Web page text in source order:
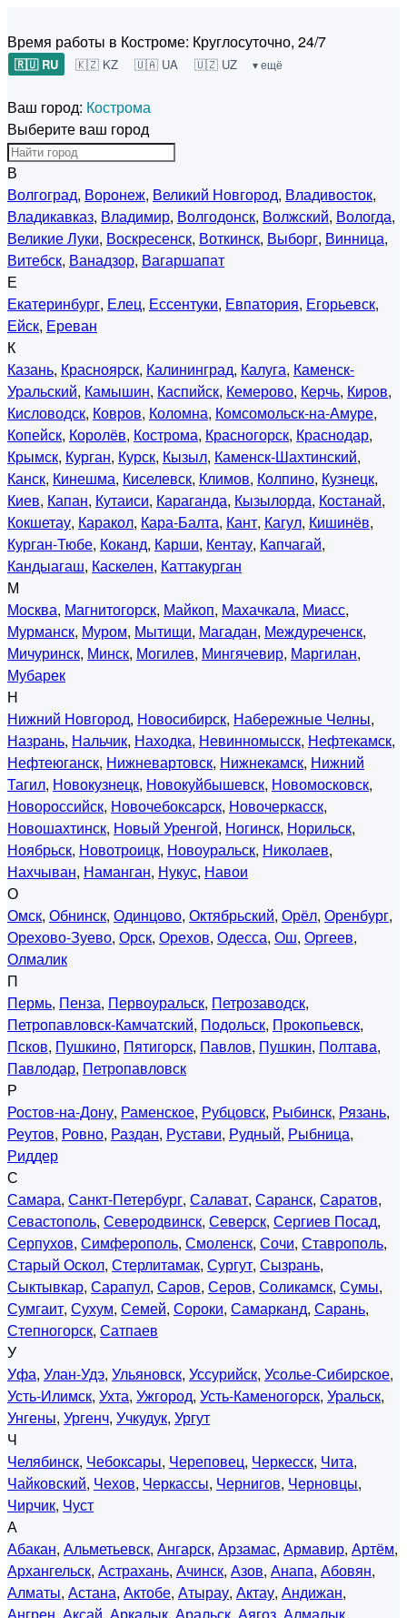
Время работы в Костроме: Круглосуточно, 24/7
🇷🇺 RU 🇰🇿 KZ 🇺🇦 UA 🇺🇿 UZ ▾ ещё
Ваш город: Кострома
Выберите ваш город
В
Волгоград, Воронеж, Великий Новгород, Владивосток,
Владикавказ, Владимир, Волгодонск, Волжский, Вологда,
Великие Луки, Воскресенск, Воткинск, Выборг, Винница,
Витебск, Ванадзор, Вагаршапат
Е
Екатеринбург, Елец, Ессентуки, Евпатория, Егорьевск,
Ейск, Ереван
К
Казань, Красноярск, Калининград, Калуга, Каменск-
Уральский, Камышин, Каспийск, Кемерово, Керчь, Киров,
Кисловодск, Ковров, Коломна, Комсомольск-на-Амуре,
Копейск, Королёв, Кострома, Красногорск, Краснодар,
Крымск, Курган, Курск, Кызыл, Каменск-Шахтинский,
Канск, Кинешма, Киселевск, Климов, Колпино, Кузнецк,
Киев, Капан, Кутаиси, Караганда, Кызылорда, Костанай,
Кокшетау, Каракол, Кара-Балта, Кант, Кагул, Кишинёв,
Курган-Тюбе, Коканд, Карши, Кентау, Капчагай,
Кандыагаш, Каскелен, Каттакурган
М
Москва, Магнитогорск, Майкоп, Махачкала, Миасс,
Мурманск, Муром, Мытищи, Магадан, Междуреченск,
Мичуринск, Минск, Могилев, Мингячевир, Маргилан,
Мубарек
Н
Нижний Новгород, Новосибирск, Набережные Челны,
Назрань, Нальчик, Находка, Невинномысск, Нефтекамск,
Нефтеюганск, Нижневартовск, Нижнекамск, Нижний
Тагил, Новокузнецк, Новокуйбышевск, Новомосковск,
Новороссийск, Новочебоксарск, Новочеркасск,
Новошахтинск, Новый Уренгой, Ногинск, Норильск,
Ноябрьск, Новотроицк, Новоуральск, Николаев,
Нахчыван, Наманган, Нукус, Навои
О
Омск, Обнинск, Одинцово, Октябрьский, Орёл, Оренбург,
Орехово-Зуево, Орск, Орехов, Одесса, Ош, Оргеев,
Олмалик
П
Пермь, Пенза, Первоуральск, Петрозаводск,
Петропавловск-Камчатский, Подольск, Прокопьевск,
Псков, Пушкино, Пятигорск, Павлов, Пушкин, Полтава,
Павлодар, Петропавловск
Р
Ростов-на-Дону, Раменское, Рубцовск, Рыбинск, Рязань,
Реутов, Ровно, Раздан, Рустави, Рудный, Рыбница,
Риддер
С
Самара, Санкт-Петербург, Салават, Саранск, Саратов,
Севастополь, Северодвинск, Северск, Сергиев Посад,
Серпухов, Симферополь, Смоленск, Сочи, Ставрополь,
Старый Оскол, Стерлитамак, Сургут, Сызрань,
Сыктывкар, Сарапул, Саров, Серов, Соликамск, Сумы,
Сумгаит, Сухум, Семей, Сороки, Самарканд, Сарань,
Степногорск, Сатпаев
У
Уфа, Улан-Удэ, Ульяновск, Уссурийск, Усолье-Сибирское,
Усть-Илимск, Ухта, Ужгород, Усть-Каменогорск, Уральск,
Унгены, Ургенч, Учкудук, Ургут
Ч
Челябинск, Чебоксары, Череповец, Черкесск, Чита,
Чайковский, Чехов, Черкассы, Чернигов, Черновцы,
Чирчик, Чуст
А
Абакан, Альметьевск, Ангарск, Арзамас, Армавир, Артём,
Архангельск, Астрахань, Ачинск, Азов, Анапа, Абовян,
Алматы, Астана, Актобе, Атырау, Актау, Андижан,